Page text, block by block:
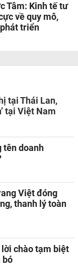
Tâm: Kinh tế tư
về quy mô,
triển
tại Thái Lan,
tại Việt Nam
tên doanh
Việt đóng
thanh lý toàn
lời chào tạm biệt
bó